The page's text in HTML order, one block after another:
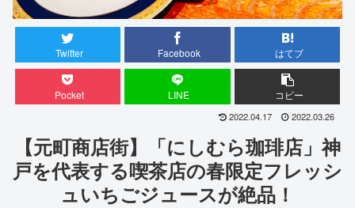
Twitter Facebook はてブ
Pocket LINE コピー
2022.04.17 2022.03.26
【元町商店街】「にしむら珈琲店」神
戸を代表する喫茶店の春限定フレッシ
ュいちごジュースが絶品！